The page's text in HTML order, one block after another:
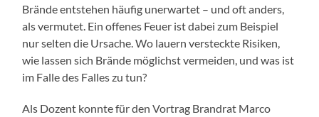
Brände entstehen häufig unerwartet – und oft anders,
als vermutet. Ein offenes Feuer ist dabei zum Beispiel
nur selten die Ursache. Wo lauern versteckte Risiken,
wie lassen sich Brände möglichst vermeiden, und was ist
im Falle des Falles zu tun?
Als Dozent konnte für den Vortrag Brandrat Marco